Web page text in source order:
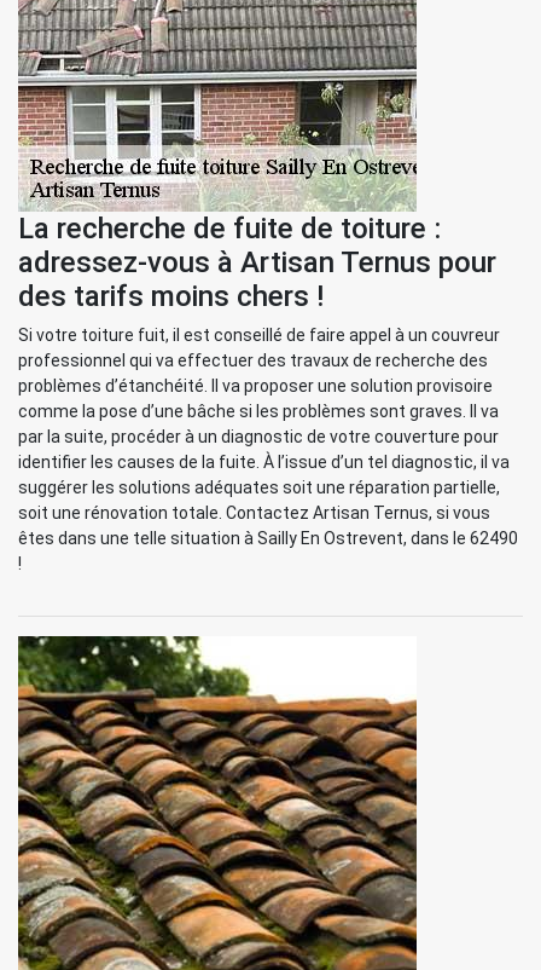
La recherche de fuite de toiture :
adressez-vous à Artisan Ternus pour
des tarifs moins chers !
Si votre toiture fuit, il est conseillé de faire appel à un couvreur
professionnel qui va effectuer des travaux de recherche des
problèmes d’étanchéité. Il va proposer une solution provisoire
comme la pose d’une bâche si les problèmes sont graves. Il va
par la suite, procéder à un diagnostic de votre couverture pour
identifier les causes de la fuite. À l’issue d’un tel diagnostic, il va
suggérer les solutions adéquates soit une réparation partielle,
soit une rénovation totale. Contactez Artisan Ternus, si vous
êtes dans une telle situation à Sailly En Ostrevent, dans le 62490
!